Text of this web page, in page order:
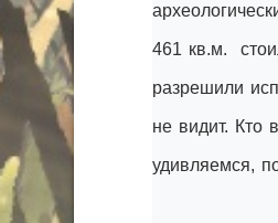
461 кв.м.
разрешили
не видит. Кто
удивляемся,